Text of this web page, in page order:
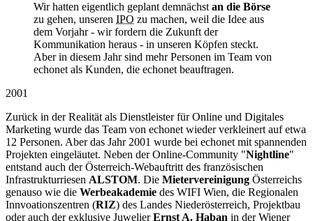
Wir hatten eigentlich geplant demnächst an die Börse
zu gehen, unseren IPO zu machen, weil die Idee aus
dem Vorjahr - wir fordern die Zukunft der
Kommunikation heraus - in unseren Köpfen steckt.
Aber in diesem Jahr sind mehr Personen im Team von
echonet als Kunden, die echonet beauftragen.
2001
Zurück in der Realität als Dienstleister für Online und Digitales
Marketing wurde das Team von echonet wieder verkleinert auf etwa
12 Personen. Aber das Jahr 2001 wurde bei echonet mit spannenden
Projekten eingeläutet. Neben der Online-Community "Nightline"
entstand auch der Österreich-Webauftritt des französischen
Infrastrukturriesen ALSTOM. Die Mietervereinigung Österreichs
genauso wie die Werbeakademie des WIFI Wien, die Regionalen
Innvoationszentren (RIZ) des Landes Niederösterreich, Projektbau
oder auch der exklusive JuwelierErnst A. Haban in der Wiener